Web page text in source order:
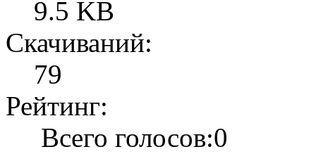
9.5 KB
Скачиваний:
79
Рейтинг:
Всего голосов:0